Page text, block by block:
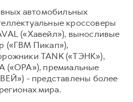
автомобильных
кроссоверы
(«Хавейл»), выносливые
(«ГВМ Пикап»),
TANK («ТЭНК»),
(«ОРА»), премиальные
- представлены более
мира.